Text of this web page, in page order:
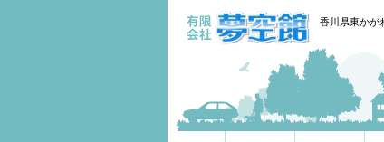
香川県東かが